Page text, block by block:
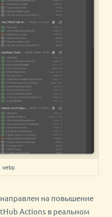
на повышение
Actions в реальном